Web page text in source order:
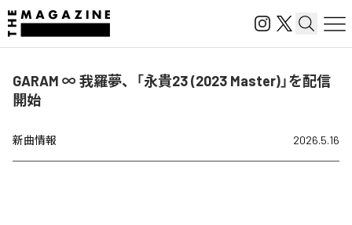
GARAM ∞ 我羅夢、「永貴23 (2023 Master)」を配信
開始
新曲情報 2026.5.16